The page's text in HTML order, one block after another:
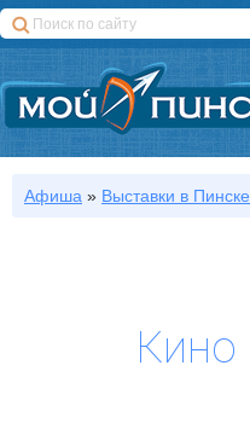
Афиша » Выставки в Пинске
Кино